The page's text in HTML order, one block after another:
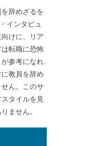
辞めざるを
インタビュ
けに、リア
転職に恐怖
参考になれ
教員を辞め
ん。このサ
タイルを見
ません。